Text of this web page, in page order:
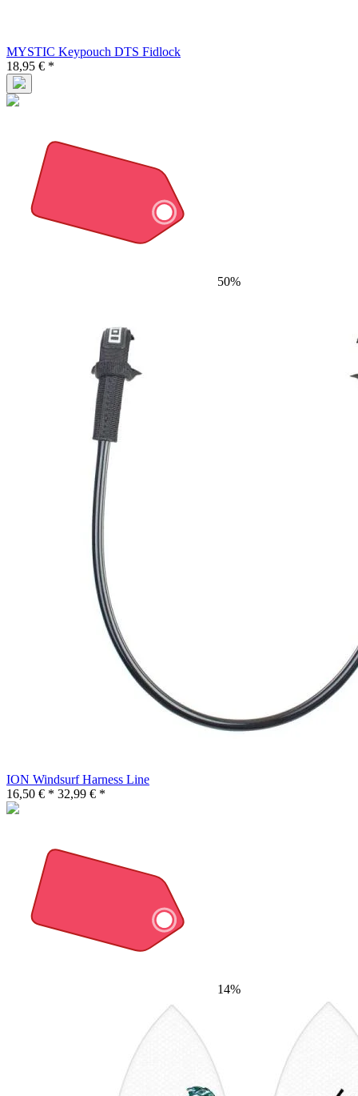
MYSTIC Keypouch DTS Fidlock
18,95 € *
50%
ION Windsurf Harness Line
16,50 € * 32,99 € *
14%